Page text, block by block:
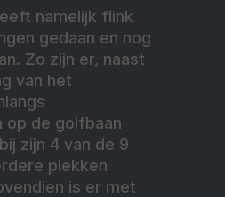
namelijk flink
gedaan en nog
Zo zijn er, naast
van het
op de golfbaan
zijn 4 van de 9
plekken
is er met